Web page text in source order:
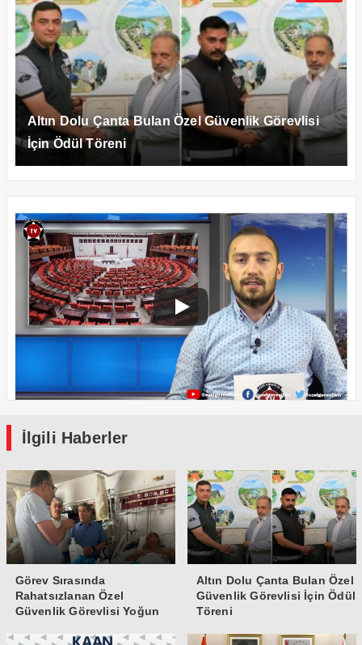
Altın Dolu Çanta Bulan Özel Güvenlik Görevlisi
İçin Ödül Töreni
İlgili Haberler
Görev Sırasında
Rahatsızlanan Özel
Güvenlik Görevlisi Yoğun
Altın Dolu Çanta Bulan Özel
Güvenlik Görevlisi İçin Ödül
Töreni